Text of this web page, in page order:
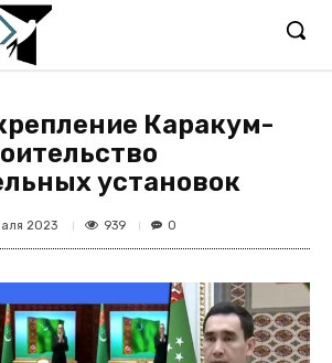
Каракум-
установок
2023 939 0